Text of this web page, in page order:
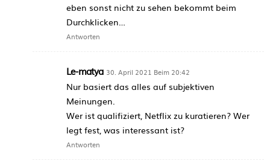
eben sonst nicht zu sehen bekommt beim
Durchklicken…
Antworten
Le-matya 30. April 2021 Beim 20:42
Nur basiert das alles auf subjektiven
Meinungen.
Wer ist qualifiziert, Netflix zu kuratieren? Wer
legt fest, was interessant ist?
Antworten